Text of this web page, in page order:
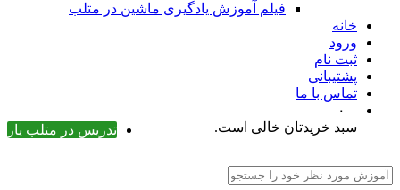
فیلم آموزش یادگیری ماشین در متلب
خانه
ورود
ثبت نام
پشتیبانی
تماس با ما
۰
تدریس در متلب یار
سبد خریدتان خالی است.